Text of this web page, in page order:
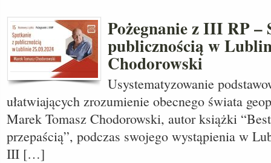
Pożegnanie z III RP –
publicznością w
Chodorowski
Usystematyzowanie
ułatwiających zrozumienie obecnego świata
Marek Tomasz Chodorowski, autor książki
przepaścią”, podczas swojego wystąpienia w
III […]